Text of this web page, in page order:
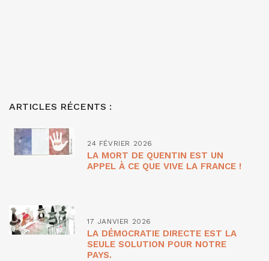
ARTICLES RÉCENTS :
24 FÉVRIER 2026
LA MORT DE QUENTIN EST UN
APPEL À CE QUE VIVE LA FRANCE !
17 JANVIER 2026
LA DÉMOCRATIE DIRECTE EST LA
SEULE SOLUTION POUR NOTRE
PAYS.